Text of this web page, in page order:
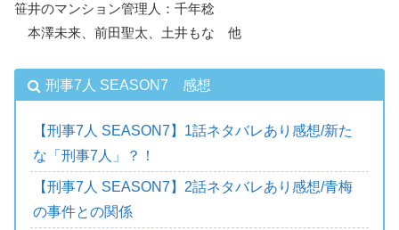
笹井のマンション管理人：千年稔
本澤未来、前田聖太、土井もな 他
刑事7人 SEASON7 感想
【刑事7人 SEASON7】1話ネタバレあり感想/新た
な「刑事7人」？！
【刑事7人 SEASON7】2話ネタバレあり感想/青梅
の事件との関係